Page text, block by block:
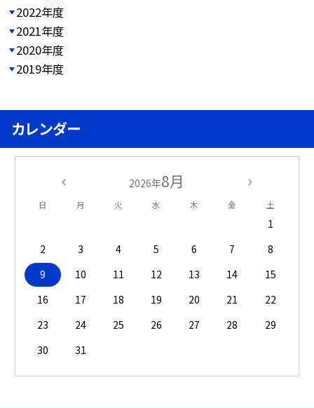
2022年度
2021年度
2020年度
2019年度
カレンダー
2026年8月
日 月 火 水 木 金 土
1
2
3 4 5 6 7
8
9
10 11 12 13 14
15
16
17 18 19 20 21
22
23
24 25 26 27 28
29
30
31